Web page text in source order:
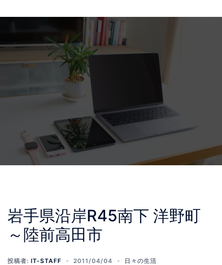
岩手県沿岸R45南下 洋野町
～陸前高田市
投稿者: IT-STAFF 2011/04/04 日々の生活